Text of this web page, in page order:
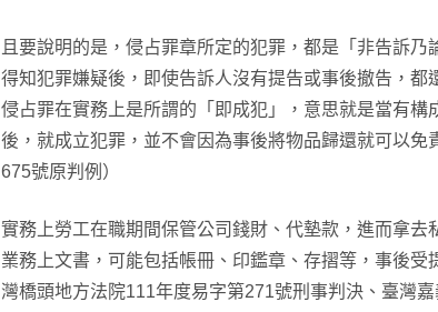
且要說明的是，侵占罪章所定的犯罪，都是「非告訴乃
得知犯罪嫌疑後，即使告訴人沒有提告或事後撤告，都
侵占罪在實務上是所謂的「即成犯」，意思就是當有構
後，就成立犯罪，並不會因為事後將物品歸還就可以免
675號原判例）
實務上勞工在職期間保管公司錢財、代墊款，進而拿去
業務上文書，可能包括帳冊、印鑑章、存摺等，事後受
灣橋頭地方法院111年度易字第271號刑事判決、臺灣